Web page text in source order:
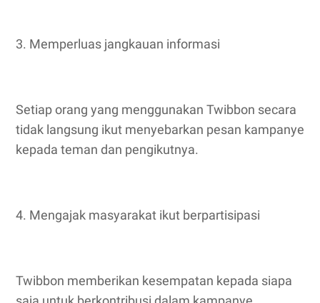
3. Memperluas jangkauan informasi
Setiap orang yang menggunakan Twibbon secara
tidak langsung ikut menyebarkan pesan kampanye
kepada teman dan pengikutnya.
4. Mengajak masyarakat ikut berpartisipasi
Twibbon memberikan kesempatan kepada siapa